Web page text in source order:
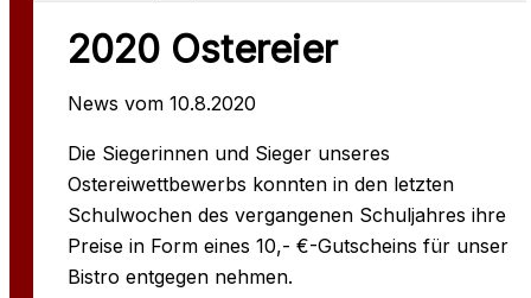
2020 Ostereier
News vom 10.8.2020
Die Siegerinnen und Sieger unseres
Ostereiwettbewerbs konnten in den letzten
Schulwochen des vergangenen Schuljahres ihre
Preise in Form eines 10,- €-Gutscheins für unser
Bistro entgegen nehmen.